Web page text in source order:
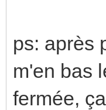
ps: après
m'en bas
fermée,